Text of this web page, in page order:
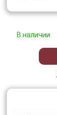
В наличии